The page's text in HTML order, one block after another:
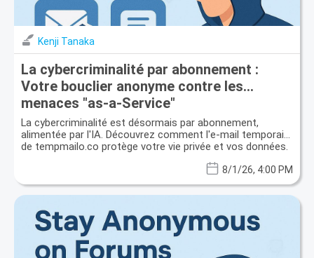
Kenji Tanaka
La cybercriminalité par abonnement :
Votre bouclier anonyme contre les
menaces "as-a-Service"
La cybercriminalité est désormais par abonnement,
alimentée par l'IA. Découvrez comment l'e-mail temporaire
de tempmailo.co protège votre vie privée et vos données.
8/1/26, 4:00 PM